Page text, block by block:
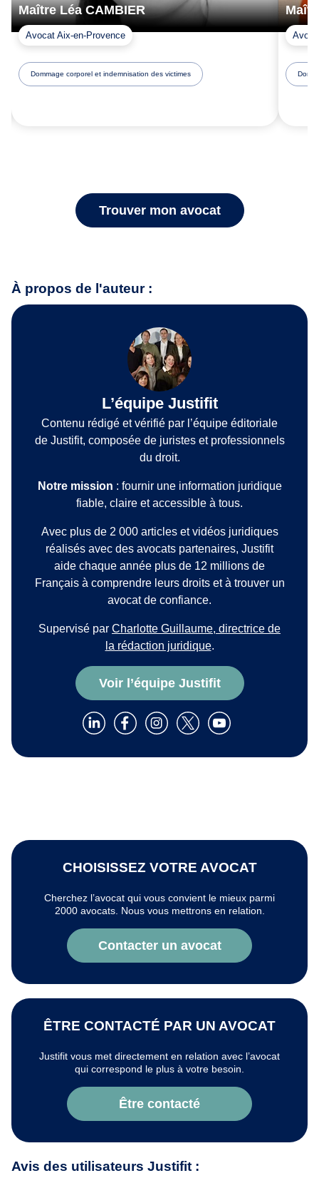
Maître Léa CAMBIER
Avocat Aix-en-Provence
Dommage corporel et indemnisation des victimes
Trouver mon avocat
À propos de l'auteur :
L’équipe Justifit
Contenu rédigé et vérifié par l’équipe éditoriale
de Justifit, composée de juristes et professionnels
du droit.
Notre mission : fournir une information juridique
fiable, claire et accessible à tous.
Avec plus de 2 000 articles et vidéos juridiques
réalisés avec des avocats partenaires, Justifit
aide chaque année plus de 12 millions de
Français à comprendre leurs droits et à trouver un
avocat de confiance.
Supervisé par Charlotte Guillaume, directrice de
la rédaction juridique.
Voir l’équipe Justifit
CHOISISSEZ VOTRE AVOCAT
Cherchez l’avocat qui vous convient le mieux parmi
2000 avocats. Nous vous mettrons en relation.
Contacter un avocat
ÊTRE CONTACTÉ PAR UN AVOCAT
Justifit vous met directement en relation avec l’avocat
qui correspond le plus à votre besoin.
Être contacté
Avis des utilisateurs Justifit :